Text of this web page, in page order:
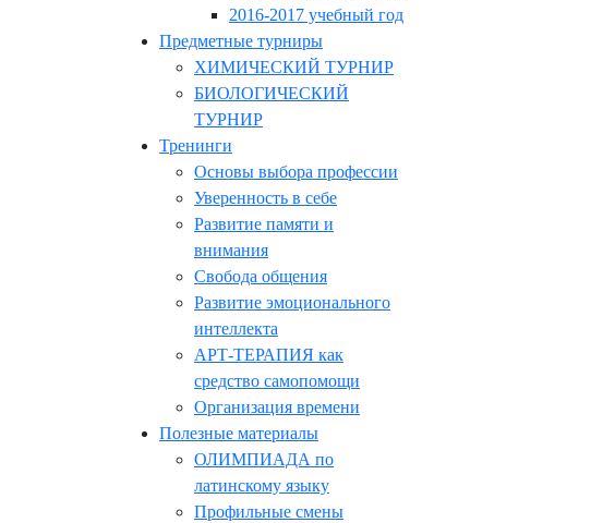
2016-2017 учебный год
Предметные турниры
ХИМИЧЕСКИЙ ТУРНИР
БИОЛОГИЧЕСКИЙ
ТУРНИР
Тренинги
Основы выбора профессии
Уверенность в себе
Развитие памяти и
внимания
Свобода общения
Развитие эмоционального
интеллекта
АРТ-ТЕРАПИЯ как
средство самопомощи
Организация времени
Полезные материалы
ОЛИМПИАДА по
латинскому языку
Профильные смены